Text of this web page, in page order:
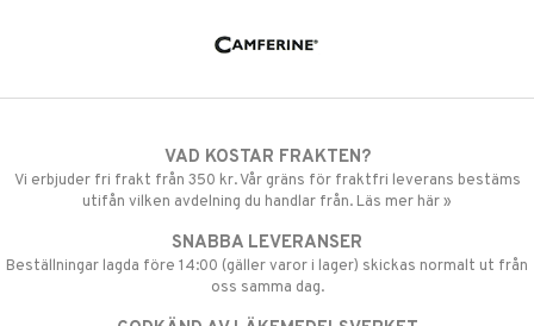
VAD KOSTAR FRAKTEN?
Vi erbjuder fri frakt från 350 kr. Vår gräns för fraktfri leverans bestäms
utifån vilken avdelning du handlar från. Läs mer här »
SNABBA LEVERANSER
Beställningar lagda före 14:00 (gäller varor i lager) skickas normalt ut från
oss samma dag.